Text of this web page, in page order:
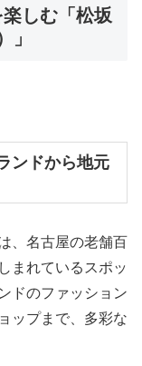
しむ「松坂
」
ンドから地元
、名古屋の老舗百
まれているスポッ
ドのファッション
ップまで、多彩な